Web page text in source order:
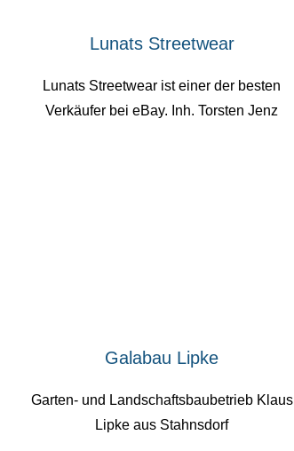
Lunats Streetwear
Lunats Streetwear ist einer der besten
Verkäufer bei eBay. Inh. Torsten Jenz
Galabau Lipke
Garten- und Landschaftsbaubetrieb Klaus
Lipke aus Stahnsdorf